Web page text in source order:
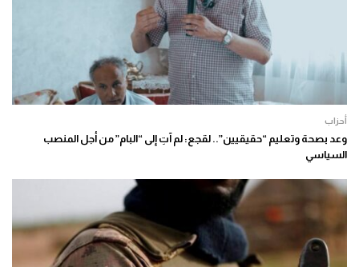
أحزاب
وعد بصحة وتعليم “حقيقيين”.. لقجع: لم آتِ إلى “البام” من أجل المنصب
السياسي